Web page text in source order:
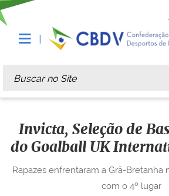
Busca
Busca Avançada…
Invicta, Seleção de
do Goalball UK
Rapazes enfrentaram a Grã-Bretanha
com o 4º lugar